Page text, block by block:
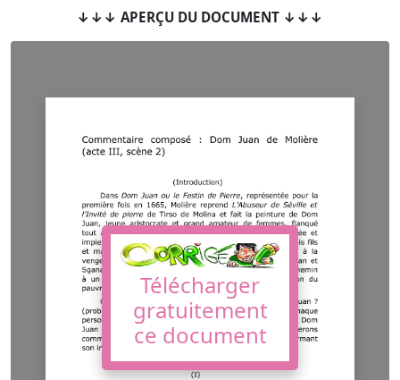
↓↓↓ APERÇU DU DOCUMENT ↓↓↓
Télécharger
gratuitement
ce document